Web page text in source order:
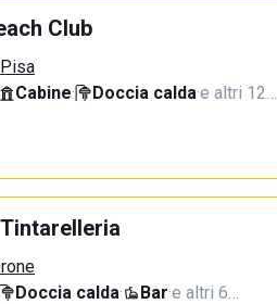
Club
Cabine· Doccia calda·e altri 12…
Doccia calda· Bar·e altri 6…